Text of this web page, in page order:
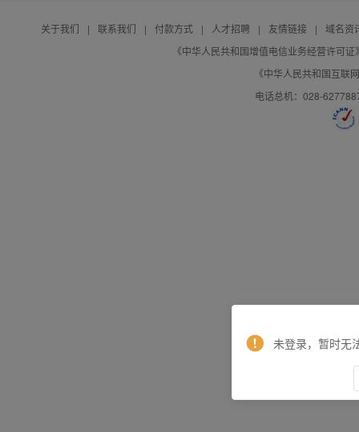
关于我们 | 联系我们 | 付款方式 | 人才招聘 | 友情链接 |
域名资
《中华人民共和国增值电信业务经营许可
《中华人民共和国互联
电话总机：028-
未登录，暂时无